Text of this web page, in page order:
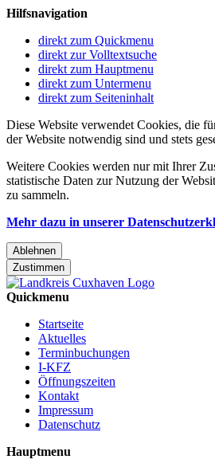
Hilfsnavigation
direkt zum Quickmenu
direkt zur Volltextsuche
direkt zum Hauptmenu
direkt zum Untermenu
direkt zum Seiteninhalt
Diese Website verwendet Cookies, die
der Website notwendig sind und stets
Weitere Cookies werden nur mit Ihrer
statistische Daten zur Nutzung der
zu sammeln.
Mehr dazu in unserer
Ablehnen
Zustimmen
Quickmenu
Startseite
Aktuelles
Terminbuchungen
I-KFZ
Öffnungszeiten
Kontakt
Impressum
Datenschutz
Hauptmenu